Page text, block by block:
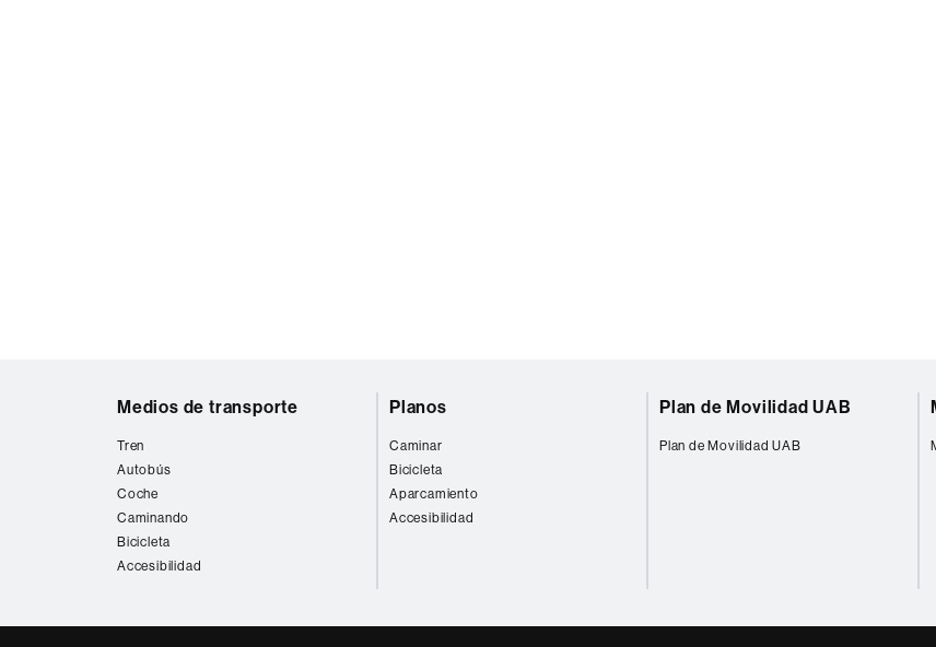
Medios de transporte
Tren
Autobús
Coche
Caminando
Bicicleta
Accesibilidad
Planos
Caminar
Bicicleta
Aparcamiento
Accesibilidad
Plan de Movilidad UAB
Plan de Movilidad UAB